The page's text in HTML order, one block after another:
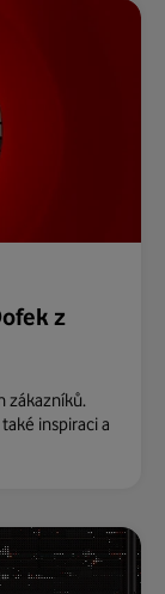
z
zákazníků.
inspiraci a